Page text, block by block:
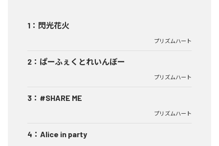
1 ： 閃光花火
プリズムハート
2 ： ぱーふぇくとれいんぼー
プリズムハート
3 ： #SHARE ME
プリズムハート
4 ： Alice in party